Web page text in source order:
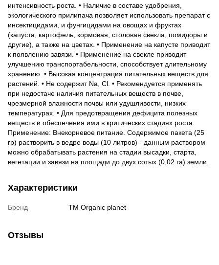
интенсивность роста. • Наличие в составе удобрения,
экологического прилипача позволяет использовать препарат с
инсектицидами, и фунгицидами на овощах и фруктах
(капуста, картофель, кормовая, столовая свекла, помидоры и
другие), а также на цветах. • Применение на капусте приводит
к появлению завязи. • Применение на свекле приводит
улучшению транспортабельности, способствует длительному
хранению. • Высокая концентрация питательных веществ для
растений. • Не содержит Na, Cl. • Рекомендуется применять
при недостаче наличия питательных веществ в почве,
чрезмерной влажности почвы или удушливости, низких
температурах. • Для предотвращения дефицита полезных
веществ и обеспечения ими в критических стадиях роста.
Применение: Внекорневое питание. Содержимое пакета (25
гр) растворить в ведре воды (10 литров) - данным раствором
можно обрабатывать растения на стадии высадки, старта,
вегетации и завязи на площади до двух сотых (0,02 га) земли.
Характеристики
Бренд ТМ Organic planet
Отзывы